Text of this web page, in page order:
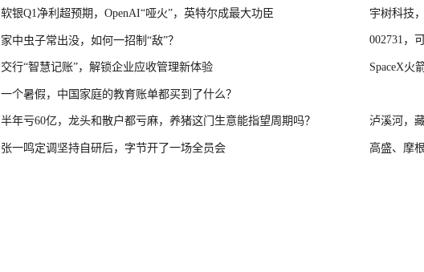
软银Q1净利超预期，OpenAI“哑火”，英特尔成最大功臣
家中虫子常出没，如何一招制“敌”？
交行“智慧记账”，解锁企业应收管理新体验
一个暑假，中国家庭的教育账单都买到了什么？
半年亏60亿，龙头和散户都亏麻，养猪这门生意能指望周期吗？
张一鸣定调坚持自研后，字节开了一场全员会
宇树科技
002731，
SpaceX火
泸溪河，
高盛、摩